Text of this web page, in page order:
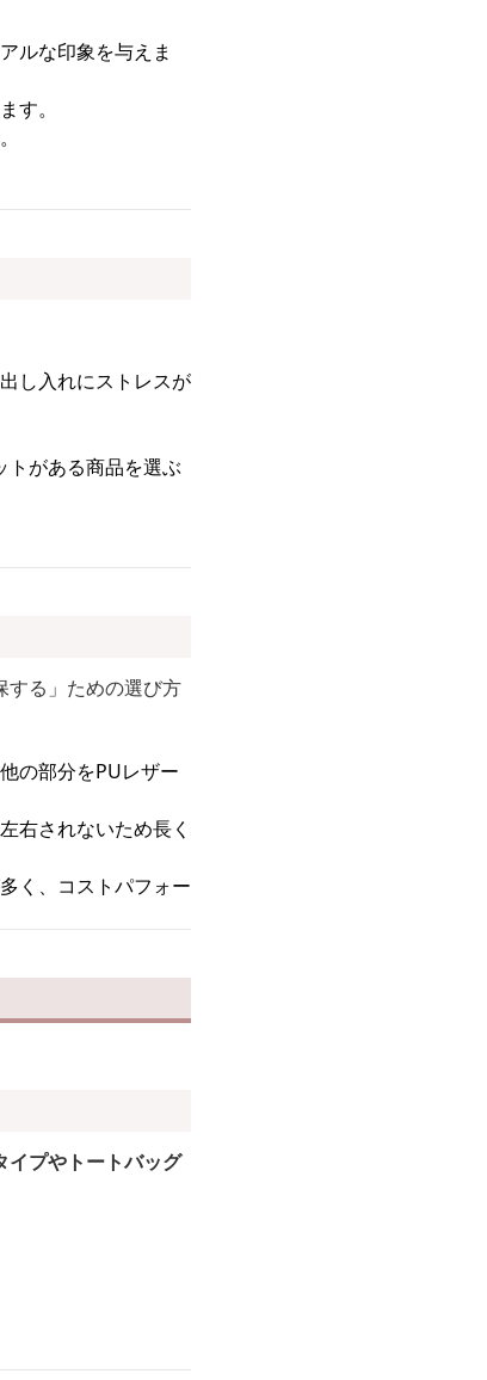
ルな印象を与えま
す。
し入れにストレスが
トがある商品を選ぶ
する」ための選び方
の部分をPUレザー
右されないため長く
く、コストパフォー
イプやトートバッグ